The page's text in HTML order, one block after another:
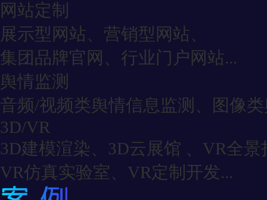
网站定制
展示型网站、营销型网站、
集团品牌官网、行业门户网站...
舆情监测
音频/视频类舆情信息监测、图像
3D/VR
3D建模渲染、3D云展馆 、VR全景
VR仿真实验室、VR定制开发...